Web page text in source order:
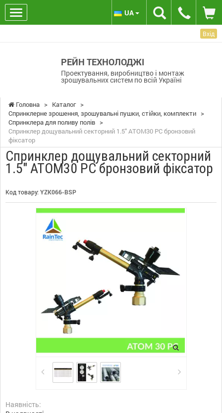
Вхід
РЕЙН ТЕХНОЛОДЖІ
Проектування, виробництво і монтаж
зрошувальних систем по всій Україні
UA
Головна > Каталог >
Спринклерне зрошення, зрошувальні пушки, стійки, комплекти >
Спринклера для поливу полів >
Спринклер дощувальний секторний 1.5" ATOM30 PC бронзовий
фіксатор
Спринклер дощувальний секторний
1.5" ATOM30 PC бронзовий фіксатор
Код товару: YZK066-BSP
Наявність: